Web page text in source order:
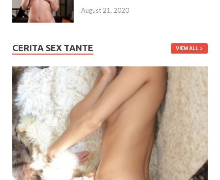
August 21, 2020
CERITA SEX TANTE VIEW ALL